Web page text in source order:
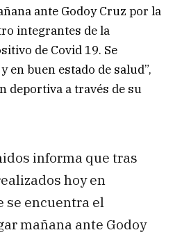
ante Godoy Cruz por la
integrantes de la
de Covid 19. Se
en buen estado de salud”,
deportiva a través de su
informa que tras
hoy en
se encuentra el
mañana ante Godoy